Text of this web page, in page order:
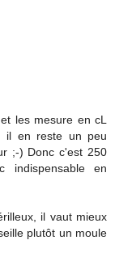
les mesure en cL
il en reste un peu
;-) Donc c'est 250
indispensable en
il vaut mieux
plutôt un moule